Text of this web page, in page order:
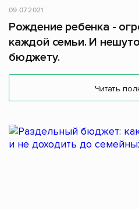
09.07.2021
Рождение ребенка -
каждой семьи. И
бюджету.
Читать